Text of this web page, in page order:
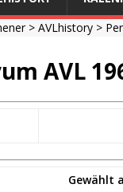
> AVLhistory >
AVL
Gewählt